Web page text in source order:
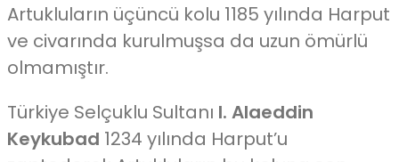
Artukluların üçüncü kolu 1185 yılında Harput
ve civarında kurulmuşsa da uzun ömürlü
olmamıştır.
Türkiye Selçuklu Sultanı I. Alaeddin
Keykubad 1234 yılında Harput’u